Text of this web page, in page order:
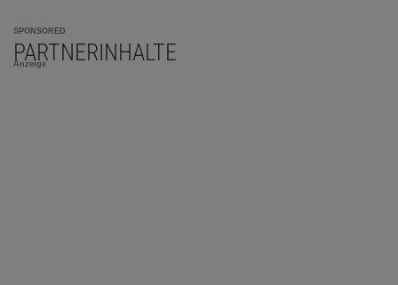
SPONSORED
PARTNERINHALTE
Anzeige